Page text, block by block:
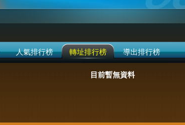
人氣排行榜 轉址排行榜 導出排行榜
目前暫無資料